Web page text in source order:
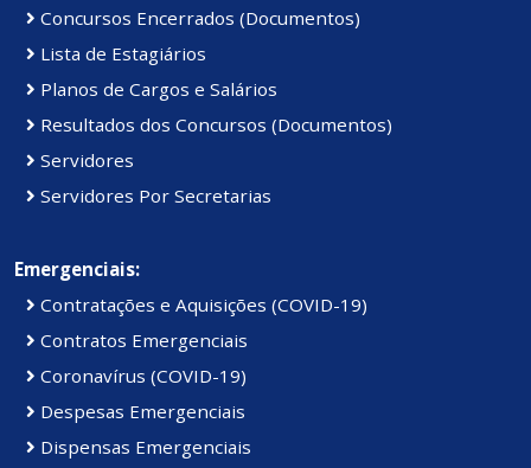
Concursos Encerrados (Documentos)
Lista de Estagiários
Planos de Cargos e Salários
Resultados dos Concursos (Documentos)
Servidores
Servidores Por Secretarias
Emergenciais:
Contratações e Aquisições (COVID-19)
Contratos Emergenciais
Coronavírus (COVID-19)
Despesas Emergenciais
Dispensas Emergenciais